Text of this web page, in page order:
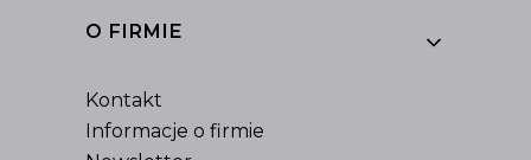
O FIRMIE
Kontakt
Informacje o firmie